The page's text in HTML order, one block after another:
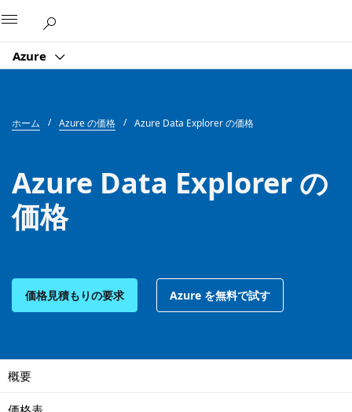
Azure
ホーム Azure の価格 Azure Data Explorer の価格
Azure Data Explorer の
価格
価格見積もりの要求 Azure を無料で試す
概要